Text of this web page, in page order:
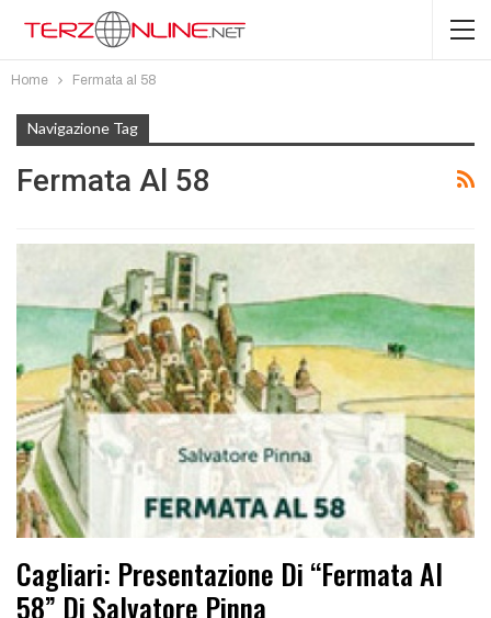
Home Fermata al 58
Navigazione Tag
Fermata Al 58
Cagliari: Presentazione Di “Fermata Al
58” Di Salvatore Pinna